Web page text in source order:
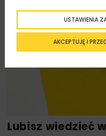
Lubisz wiedzieć
AKCEPTUJĘ I
USTAWIENIA